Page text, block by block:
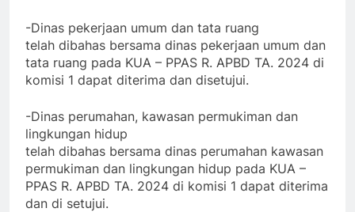
-Dinas pekerjaan umum dan tata ruang
telah dibahas bersama dinas pekerjaan umum dan
tata ruang pada KUA – PPAS R. APBD TA. 2024 di
komisi 1 dapat diterima dan disetujui.
-Dinas perumahan, kawasan permukiman dan
lingkungan hidup
telah dibahas bersama dinas perumahan kawasan
permukiman dan lingkungan hidup pada KUA –
PPAS R. APBD TA. 2024 di komisi 1 dapat diterima
dan di setujui.